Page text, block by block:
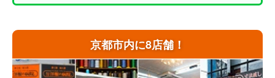
京都市内に8店舗！